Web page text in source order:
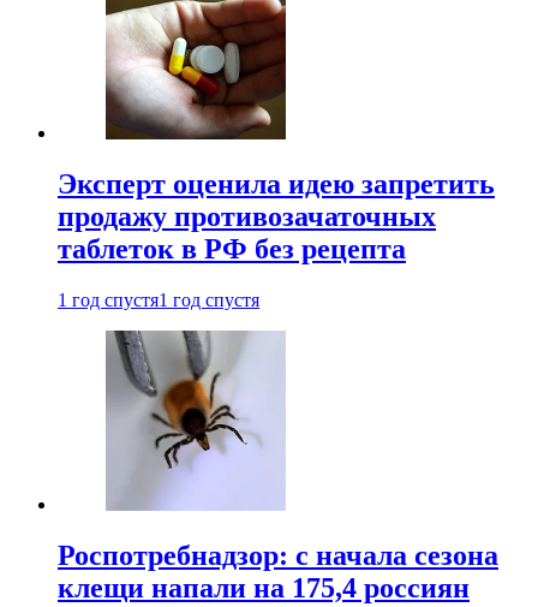
Эксперт оценила идею запретить
продажу противозачаточных
таблеток в РФ без рецепта
1 год спустя1 год спустя
Роспотребнадзор: с начала сезона
клещи напали на 175,4 россиян